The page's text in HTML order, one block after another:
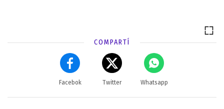
COMPARTÍ
Facebok Twitter Whatsapp